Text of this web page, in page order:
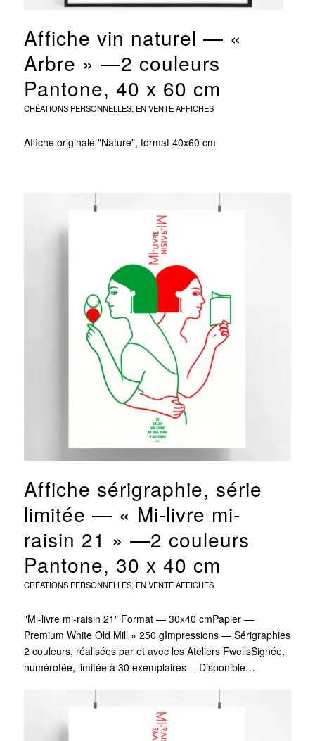
Affiche vin naturel — «
Arbre » —2 couleurs
Pantone, 40 x 60 cm
CRÉATIONS PERSONNELLES, EN VENTE AFFICHES
Affiche originale "Nature", format 40x60 cm
Affiche sérigraphie, série
limitée — « Mi-livre mi-
raisin 21 » —2 couleurs
Pantone, 30 x 40 cm
CRÉATIONS PERSONNELLES, EN VENTE AFFICHES
"Mi-livre mi-raisin 21" Format — 30x40 cmPapier —
Premium White Old Mill » 250 gImpressions — Sérigraphies
2 couleurs, réalisées par et avec les Ateliers FwellsSignée,
numérotée, limitée à 30 exemplaires— Disponible…